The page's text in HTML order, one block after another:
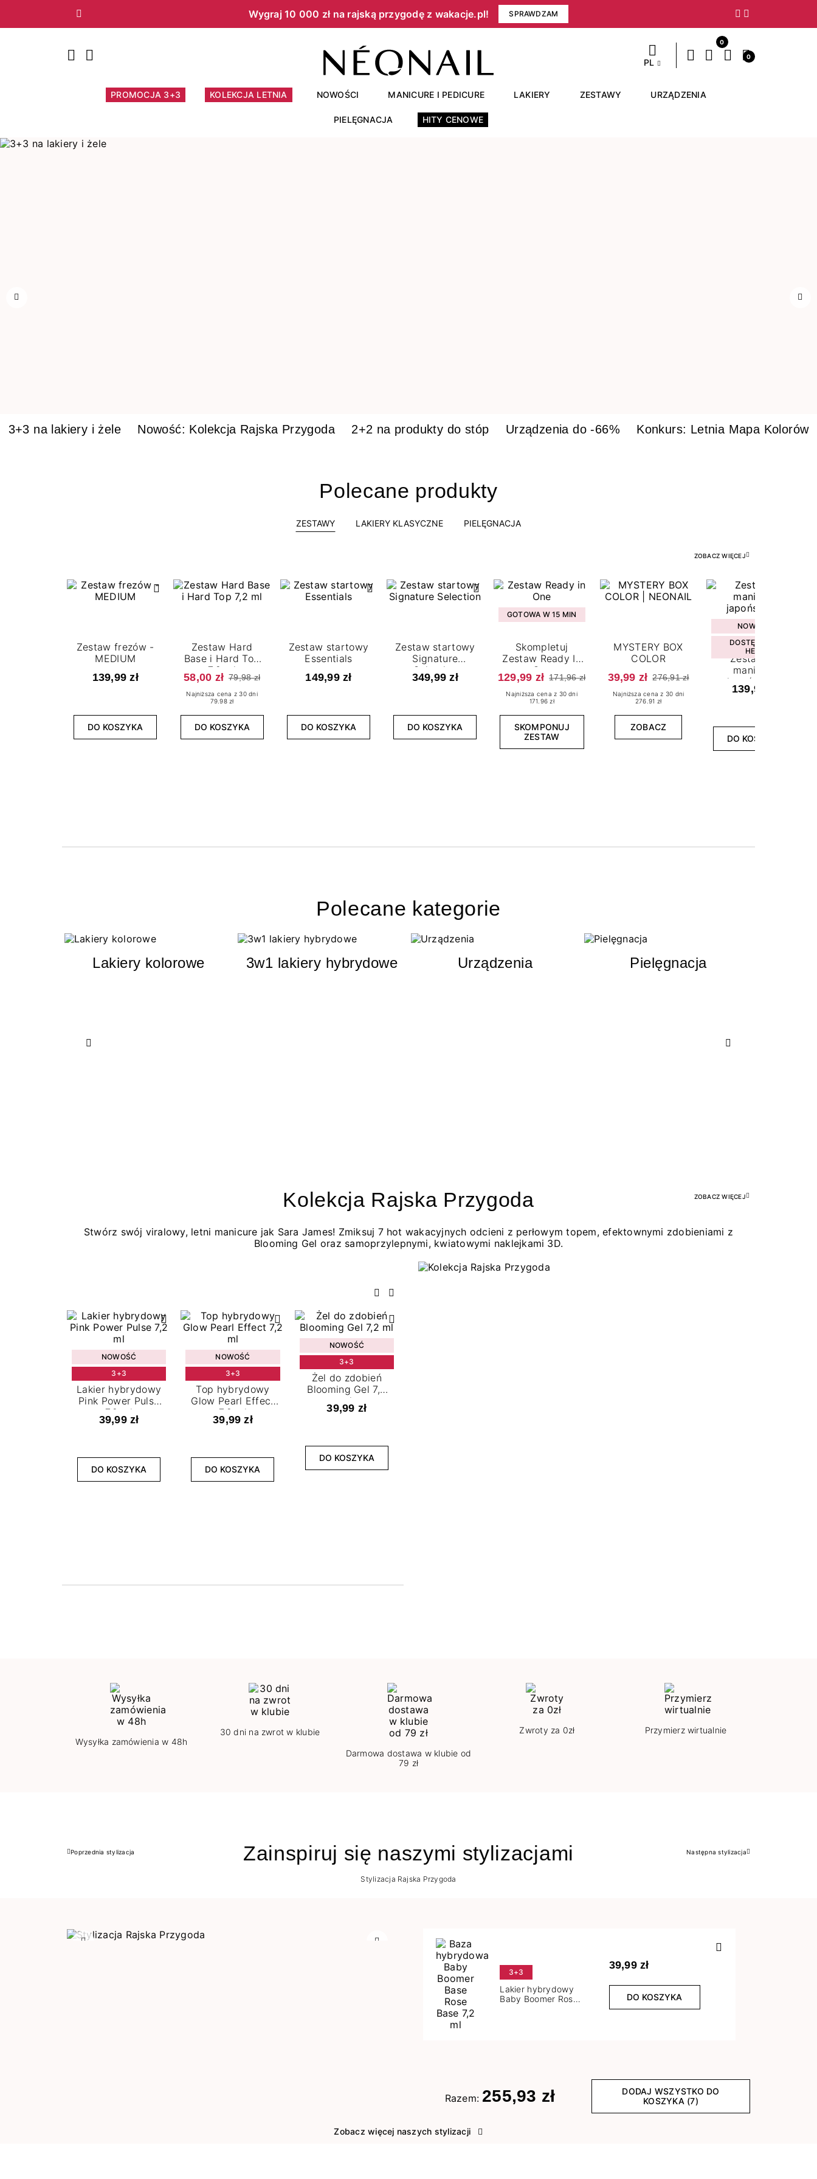
Wygraj 10 000 zł na rajską przygodę z wakacje.pl!​ SPRAWDZAM
Poprzedni Następny
PL
0
0
PROMOCJA 3+3 KOLEKCJA LETNIA NOWOŚCI MANICURE I PEDICURE LAKIERY ZESTAWY URZĄDZENIA
PIELĘGNACJA HITY CENOWE
3+3 na lakiery i żele Nowość: Kolekcja Rajska Przygoda 2+2 na produkty do stóp Urządzenia do -66% Konkurs: Letnia Mapa Kolorów
Polecane produkty
ZESTAWY LAKIERY KLASYCZNE PIELĘGNACJA
ZOBACZ WIĘCEJ
Zestaw frezów -
MEDIUM
139,99 zł
DO KOSZYKA
Zestaw Hard
Base i Hard Top
7,2 ml
58,00 zł 79,98 zł
Najniższa cena z 30 dni
79.98 zł
DO KOSZYKA
Zestaw startowy
Essentials
149,99 zł
DO KOSZYKA
Zestaw startowy
Signature
Selection
349,99 zł
DO KOSZYKA
GOTOWA W 15 MIN
Skompletuj
Zestaw Ready In
One
129,99 zł 171,96 zł
Najniższa cena z 30 dni
171.96 zł
SKOMPONUJ
ZESTAW
MYSTERY BOX
COLOR
39,99 zł 276,91 zł
Najniższa cena z 30 dni
276.91 zł
ZOBACZ
NOWOŚĆ
DOSTĘPNY W
HEBE
Zestaw do
manicure
japońskiego
139,99 zł
DO KOSZYKA
Polecane kategorie
Lakiery kolorowe 3w1 lakiery hybrydowe Urządzenia Pielęgnacja
Kolekcja Rajska Przygoda ZOBACZ WIĘCEJ
Stwórz swój viralowy, letni manicure jak Sara James! Zmiksuj 7 hot wakacyjnych odcieni z perłowym topem, efektownymi zdobieniami z
Blooming Gel oraz samoprzylepnymi, kwiatowymi naklejkami 3D.
Poprzedni
Następny
NOWOŚĆ
3+3
Lakier hybrydowy
Pink Power Pulse
7,2 ml
39,99 zł
DO KOSZYKA
NOWOŚĆ
3+3
Top hybrydowy
Glow Pearl Effect
7,2 ml
39,99 zł
DO KOSZYKA
NOWOŚĆ
3+3
Żel do zdobień
Blooming Gel 7,2
ml
39,99 zł
DO KOSZYKA
Wysyłka zamówienia w 48h
30 dni na zwrot w klubie
Darmowa dostawa w klubie od
79 zł
Zwroty za 0zł Przymierz wirtualnie
Zainspiruj się naszymi stylizacjami
Poprzedni
Poprzednia stylizacja Następny
Następna stylizacja
Stylizacja Rajska Przygoda
3+3
Lakier hybrydowy
Baby Boomer Rose
39,99 zł
DO KOSZYKA
Razem: 255,93 zł
DODAJ WSZYSTKO DO
KOSZYKA (7)
Zobacz więcej naszych stylizacji